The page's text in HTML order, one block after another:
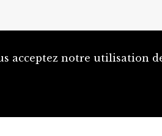
acceptez notre utilisation